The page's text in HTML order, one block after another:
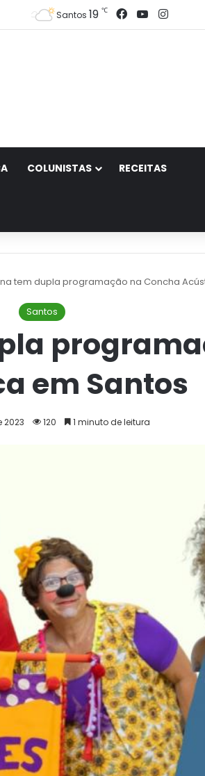
Santos 19 ℃ Facebook
YouTube
COLUNISTAS RECEITAS
tem dupla programação na Concha
Santos
em Santos
2023 120 1 minuto de leitura